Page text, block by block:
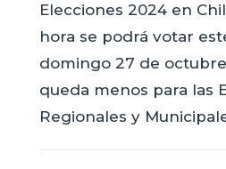
Elecciones 2024 en
hora se podrá votar
domingo 27 de
queda menos para las
Regionales y